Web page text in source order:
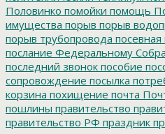
Половинко помойки помощь
имущества порыв порыв
порыв трубопровода посевная
послание Федеральному
последний звонок пособие
сопровождение посылка
корзина похищение почта
пошлины правительство
правительство РФ праздник